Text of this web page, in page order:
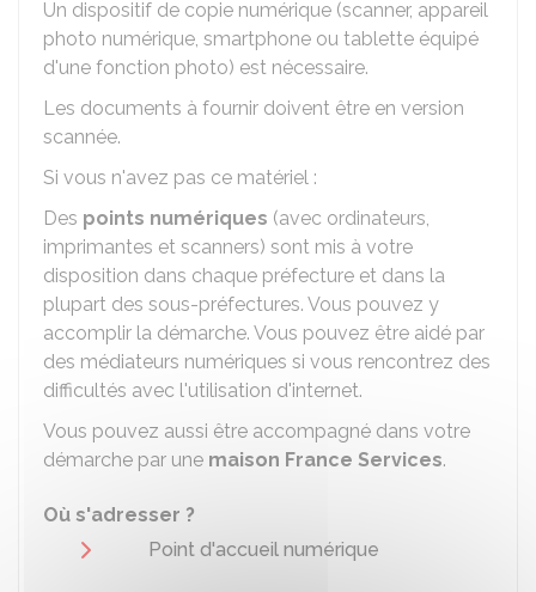
Un dispositif de copie numérique (scanner, appareil
photo numérique, smartphone ou tablette équipé
d'une fonction photo) est nécessaire.
Les documents à fournir doivent être en version
scannée.
Si vous n'avez pas ce matériel :
Des points numériques (avec ordinateurs,
imprimantes et scanners) sont mis à votre
disposition dans chaque préfecture et dans la
plupart des sous-préfectures. Vous pouvez y
accomplir la démarche. Vous pouvez être aidé par
des médiateurs numériques si vous rencontrez des
difficultés avec l'utilisation d'internet.
Vous pouvez aussi être accompagné dans votre
démarche par une maison France Services.
Où s'adresser ?
Point d'accueil numérique